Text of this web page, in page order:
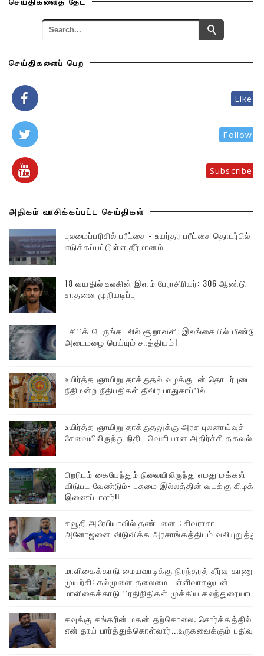
செய்திகளைப் பெற
Like
Follow
Subscribe
அதிகம் வாசிக்கப்பட்ட செய்திகள்
புலமைப்பரிசில் பரீட்சை - உயர்தர பரீட்சை தொடர்பில்
எடுக்கப்பட்டுள்ள தீர்மானம்
18 வயதில் உலகின் இளம் பேராசிரியர்: 306 ஆண்டு
சாதனை முறியடிப்பு
பசிபிக் பெருங்கடலில் சூறாவளி: இலங்கையில் மீண்டும்
அடைமழை பெய்யும் சாத்தியம்!
உயிர்த்த ஞாயிறு தாக்குதல் வழக்குடன் தொடர்புடைய
நீதிமன்ற நீதிபதிகள் தீவிர பாதுகாப்பில்
உயிர்த்த ஞாயிறு தாக்குதலுக்கு அரச புலனாய்வுச்
சேவையிலிருந்து நிதி.. வெளியான அதிர்ச்சி தகவல்!
பிறரிடம் கையேந்தும் நிலையிலிருந்து எமது மக்கள்
விடுபட வேண்டும்- பசுமை இல்லத்தின் வடக்கு கிழக்கு
இணைப்பாளர்!!
சவூதி அரேபியாவில் தண்டனை ; சிவராசா
அனோஜனை விடுவிக்க அரசாங்கத்திடம் வலியுறுத்து
மாளிகைக்காடு மையவாடிக்கு நிரந்தரத் தீர்வு காணும்
முயற்சி: கல்முனை தலைமை பள்ளிவாசலுடன்
மாளிகைக்காடு பிரதிநிதிகள் முக்கிய கலந்துரையாடல்
சவுக்கு சங்கரின் மகன் தற்கொலை; சொர்க்கத்தில்
என் தாய் பார்த்துக்கொள்வார்...உருகவைக்கும் பதிவு